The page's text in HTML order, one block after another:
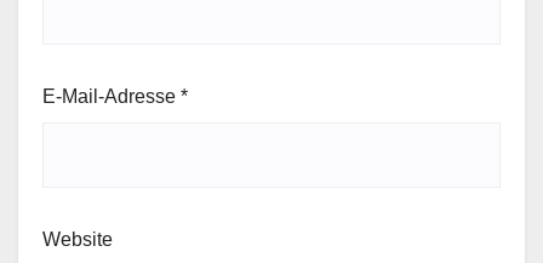
E-Mail-Adresse *
Website